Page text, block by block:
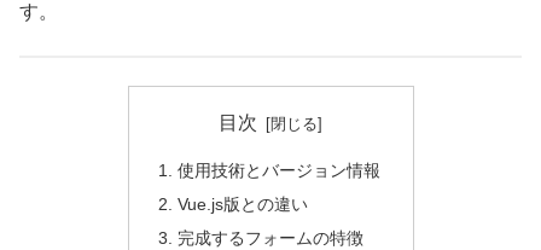
す。
目次
使用技術とバージョン情報
Vue.js版との違い
完成するフォームの特徴